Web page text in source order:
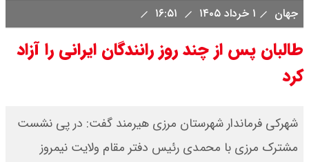
جهان ۱ خرداد ۱۴۰۵
طالبان پس از چند روز رانندگان ایرانی را آزاد
کرد
شهرکی فرماندار شهرستان مرزی هیرمند گفت: در پی نشست
مشترک مرزی با محمدی رئیس دفتر مقام ولایت نیمروز